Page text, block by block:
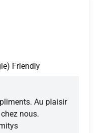
Friendly
Au plaisir
nous.